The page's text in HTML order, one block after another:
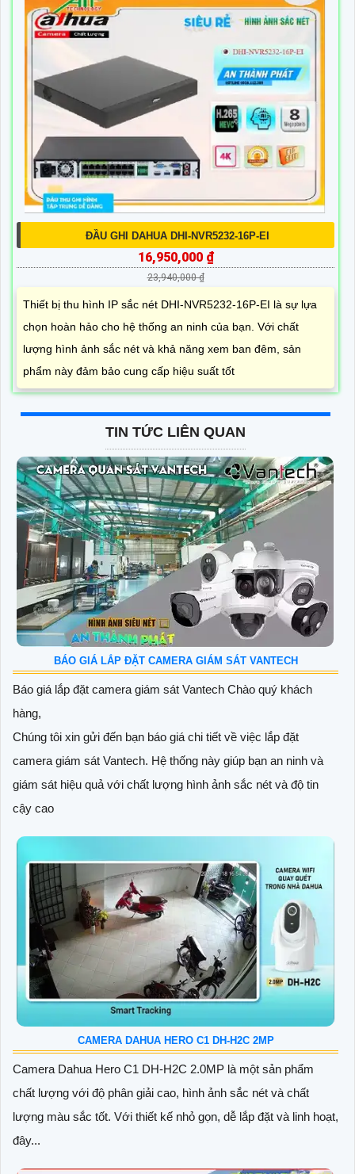
ĐẦU GHI DAHUA DHI-NVR5232-16P-EI
16,950,000 ₫
23,940,000 ₫
Thiết bị thu hình IP sắc nét DHI-NVR5232-16P-EI là sự lựa
chọn hoàn hảo cho hệ thống an ninh của bạn. Với chất
lượng hình ảnh sắc nét và khả năng xem ban đêm, sản
phẩm này đảm bảo cung cấp hiệu suất tốt
TIN TỨC LIÊN QUAN
BÁO GIÁ LẮP ĐẶT CAMERA GIÁM SÁT VANTECH
Báo giá lắp đặt camera giám sát Vantech Chào quý khách
hàng,
Chúng tôi xin gửi đến bạn báo giá chi tiết về việc lắp đặt
camera giám sát Vantech. Hệ thống này giúp bạn an ninh và
giám sát hiệu quả với chất lượng hình ảnh sắc nét và độ tin
cậy cao
CAMERA DAHUA HERO C1 DH-H2C 2MP
Camera Dahua Hero C1 DH-H2C 2.0MP là một sản phẩm
chất lượng với độ phân giải cao, hình ảnh sắc nét và chất
lượng màu sắc tốt. Với thiết kế nhỏ gọn, dễ lắp đặt và linh hoạt,
đây...